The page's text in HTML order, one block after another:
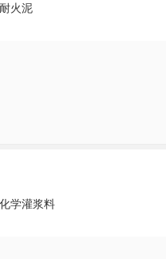
耐火泥
化学灌浆料